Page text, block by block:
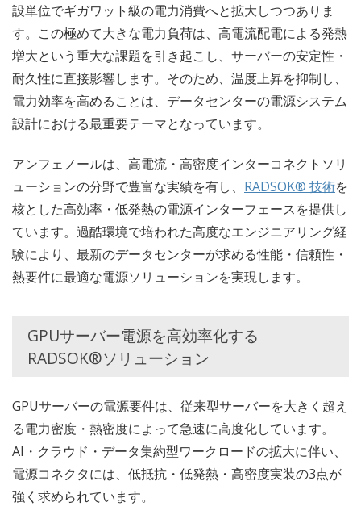
設単位でギガワット級の電力消費へと拡大しつつありま
す。この極めて大きな電力負荷は、高電流配電による発熱
増大という重大な課題を引き起こし、サーバーの安定性・
耐久性に直接影響します。そのため、温度上昇を抑制し、
電力効率を高めることは、データセンターの電源システム
設計における最重要テーマとなっています。
アンフェノールは、高電流・高密度インターコネクトソリ
ューションの分野で豊富な実績を有し、 RADSOK® 技術を
核とした高効率・低発熱の電源インターフェースを提供し
ています。過酷環境で培われた高度なエンジニアリング経
験により、最新のデータセンターが求める性能・信頼性・
熱要件に最適な電源ソリューションを実現します。
GPUサーバー電源を高効率化する
RADSOK®ソリューション
GPUサーバーの電源要件は、従来型サーバーを大きく超え
る電力密度・熱密度によって急速に高度化しています。
AI・クラウド・データ集約型ワークロードの拡大に伴い、
電源コネクタには、低抵抗・低発熱・高密度実装の3点が
強く求められています。